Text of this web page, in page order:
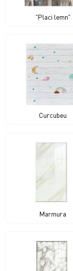
"Placi lemn"
Curcubeu
Marmura